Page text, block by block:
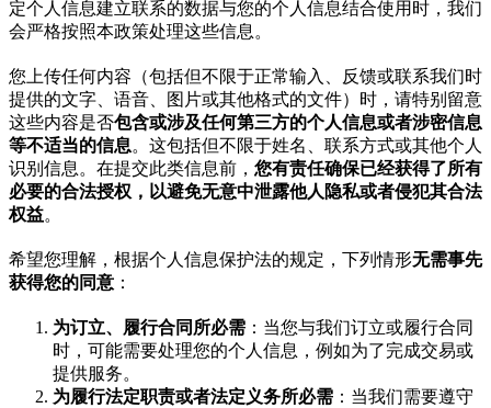
定个人信息建立联系的数据与您的个人信息结合使用时，我们
会严格按照本政策处理这些信息。
您上传任何内容（包括但不限于正常输入、反馈或联系我们时
提供的文字、语音、图片或其他格式的文件）时，请特别留意
这些内容是否包含或涉及任何第三方的个人信息或者涉密信息
等不适当的信息。这包括但不限于姓名、联系方式或其他个人
识别信息。在提交此类信息前， 您有责任确保已经获得了所有
必要的合法授权，以避免无意中泄露他人隐私或者侵犯其合法
权益。
希望您理解，根据个人信息保护法的规定，下列情形无需事先
获得您的同意 ：
为订立、履行合同所必需 ：当您与我们订立或履行合同
时，可能需要处理您的个人信息，例如为了完成交易或
提供服务。
为履行法定职责或者法定义务所必需 ：当我们需要遵守